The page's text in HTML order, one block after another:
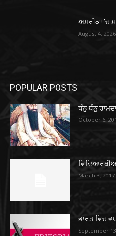
ਅਮਰੀਕਾ ’ਚ
August 4, 2026
POPULAR POSTS
ਧੰਨੁ ਧੰਨੁ
October 6,
March 3, 2017
ਭਾਰਤ ਵਿਚ
September